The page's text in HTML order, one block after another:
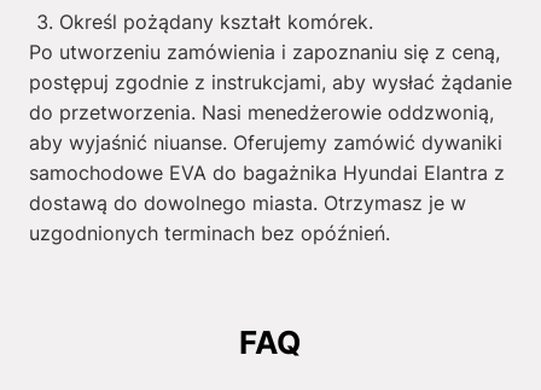
Określ pożądany kształt komórek.
Po utworzeniu zamówienia i zapoznaniu się z ceną,
postępuj zgodnie z instrukcjami, aby wysłać żądanie
do przetworzenia. Nasi menedżerowie oddzwonią,
aby wyjaśnić niuanse. Oferujemy zamówić dywaniki
samochodowe EVA do bagażnika Hyundai Elantra z
dostawą do dowolnego miasta. Otrzymasz je w
uzgodnionych terminach bez opóźnień.
FAQ